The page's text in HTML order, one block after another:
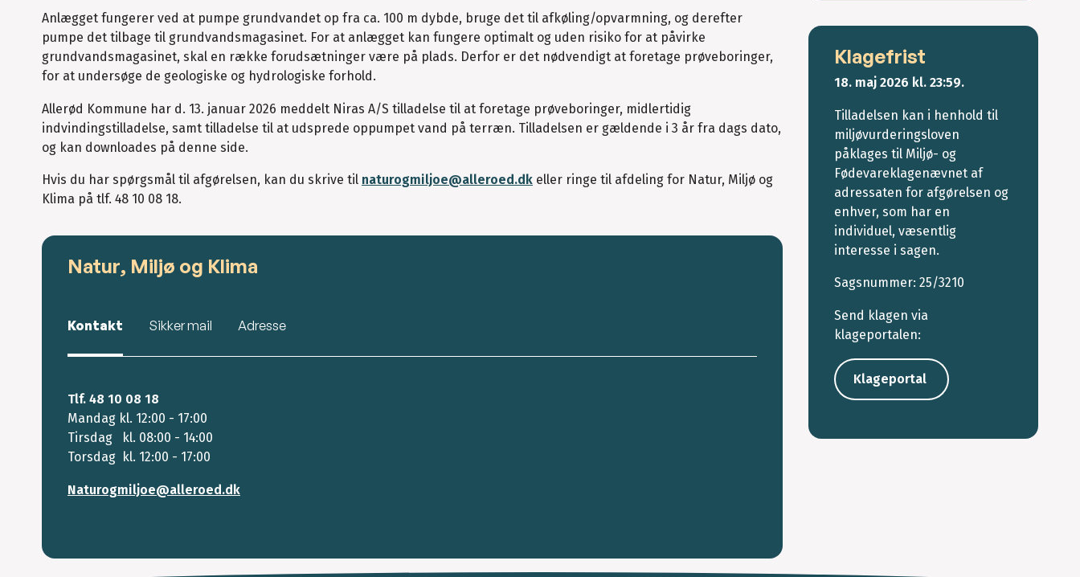
Anlægget fungerer ved at pumpe grundvandet op fra ca. 100 m dybde, bruge det til afkøling/opvarmning, og derefter
pumpe det tilbage til grundvandsmagasinet. For at anlægget kan fungere optimalt og uden risiko for at påvirke
grundvandsmagasinet, skal en række forudsætninger være på plads. Derfor er det nødvendigt at foretage prøveboringer,
for at undersøge de geologiske og hydrologiske forhold.
Allerød Kommune har d. 13. januar 2026 meddelt Niras A/S tilladelse til at foretage prøveboringer, midlertidig
indvindingstilladelse, samt tilladelse til at udsprede oppumpet vand på terræn. Tilladelsen er gældende i 3 år fra dags dato,
og kan downloades på denne side.
Hvis du har spørgsmål til afgørelsen, kan du skrive til naturogmiljoe@alleroed.dk eller ringe til afdeling for Natur, Miljø og
Klima på tlf. 48 10 08 18.
Natur, Miljø og Klima
Kontakt Sikker mail Adresse
Tlf. 48 10 08 18
Mandag kl. 12:00 - 17:00
Tirsdag kl. 08:00 - 14:00
Torsdag kl. 12:00 - 17:00
Naturogmiljoe@alleroed.dk
Klagefrist
18. maj 2026 kl. 23:59.
Tilladelsen kan i henhold til
miljøvurderingsloven
påklages til Miljø- og
Fødevareklagenævnet af
adressaten for afgørelsen og
enhver, som har en
individuel, væsentlig
interesse i sagen.
Sagsnummer: 25/3210
Send klagen via
klageportalen:
Klageportal